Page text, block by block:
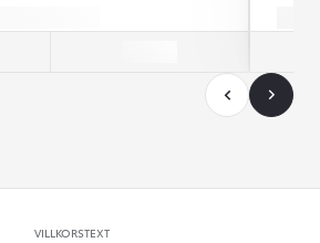
VILLKORSTEXT